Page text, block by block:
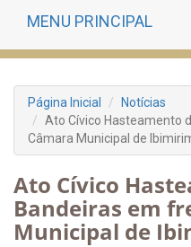
MENU PRINCIPAL
Página Inicial
Notícias
Ato Cívico Hasteamento
Câmara Municipal de
Ato Cívico
Bandeiras em
Municipal de